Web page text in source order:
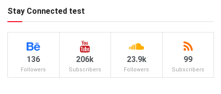
Stay Connected test
136
Followers
206k
Subscribers
23.9k
Followers
99
Subscribers